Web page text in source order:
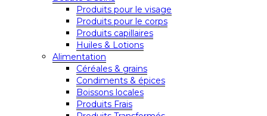
Produits pour le visage
Produits pour le corps
Produits capillaires
Huiles & Lotions
Alimentation
Céréales & grains
Condiments & épices
Boissons locales
Produits Frais